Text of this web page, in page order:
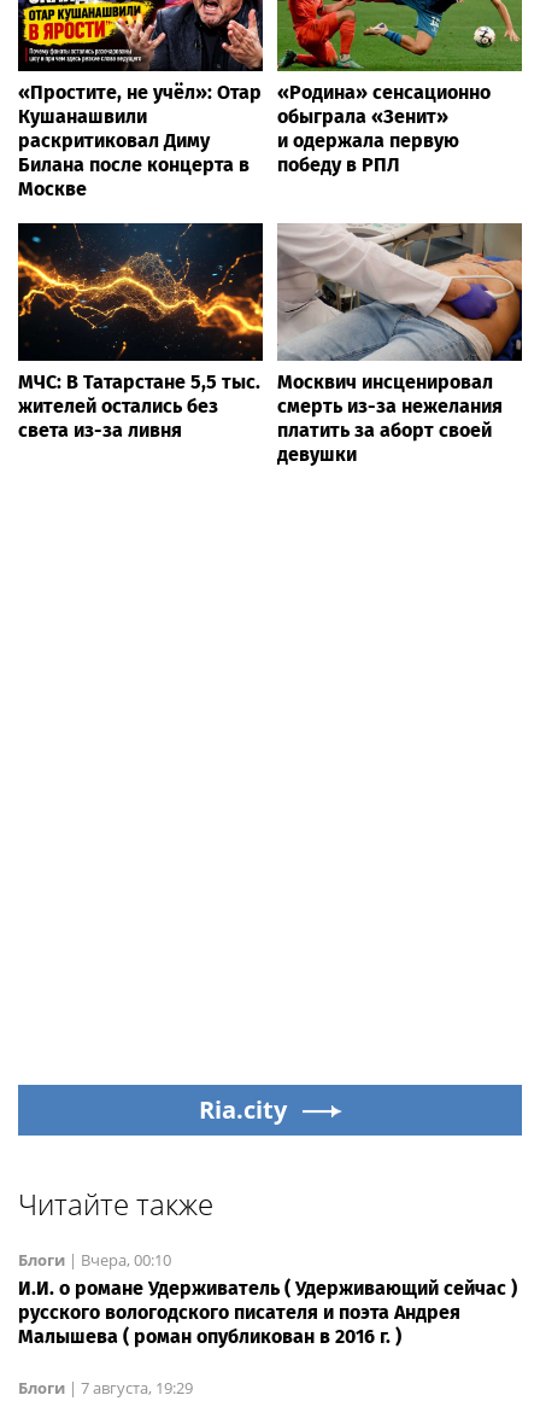
«Простите, не учёл»: Отар
Кушанашвили
раскритиковал Диму
Билана после концерта в
Москве
«Родина» сенсационно
обыграла «Зенит»
и одержала первую
победу в РПЛ
МЧС: В Татарстане 5,5 тыс.
жителей остались без
света из-за ливня
Москвич инсценировал
смерть из-за нежелания
платить за аборт своей
девушки
Ria.city
Читайте также
Блоги | Вчера, 00:10
И.И. о романе Удерживатель ( Удерживающий сейчас )
русского вологодского писателя и поэта Андрея
Малышева ( роман опубликован в 2016 г. )
Блоги | 7 августа, 19:29